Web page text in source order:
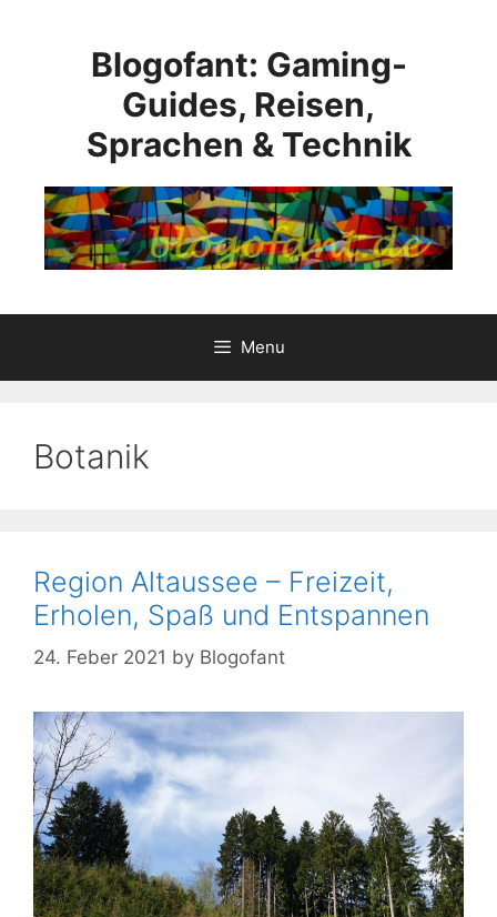
Blogofant: Gaming-
Guides, Reisen,
Sprachen & Technik
Menu
Botanik
Region Altaussee – Freizeit,
Erholen, Spaß und Entspannen
24. Feber 2021 by Blogofant